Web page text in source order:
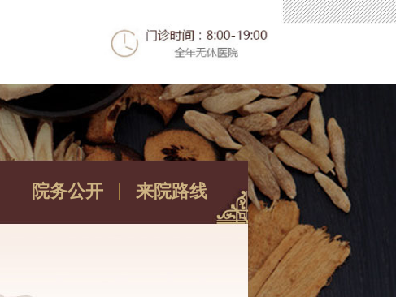
院务公开 来院路线